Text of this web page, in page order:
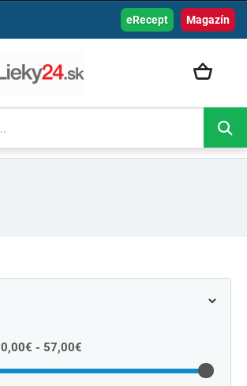
Magazín
eRecept
0,00€ - 57,00€